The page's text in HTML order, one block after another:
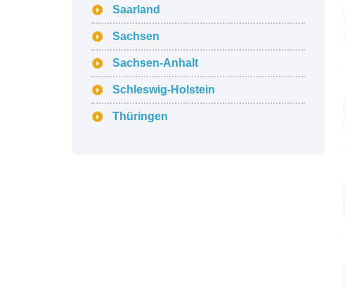
Saarland
Sachsen
Sachsen-Anhalt
Schleswig-Holstein
Thüringen